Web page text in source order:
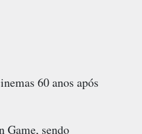
60 anos após
Game, sendo